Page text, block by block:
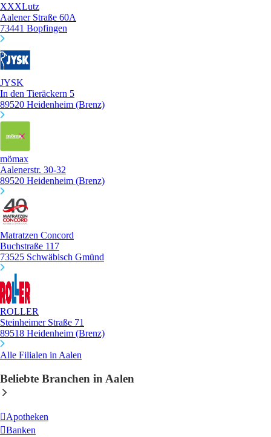
XXXLutz
Aalener Straße 60A
73441 Bopfingen
JYSK
In den Tieräckern 5
89520 Heidenheim (Brenz)
mömax
Aalenerstr. 30-32
89520 Heidenheim (Brenz)
Matratzen Concord
Buchstraße 117
73525 Schwäbisch Gmünd
ROLLER
Steinheimer Straße 71
89518 Heidenheim (Brenz)
Alle Filialen in Aalen
Beliebte Branchen in Aalen
Apotheken
Banken